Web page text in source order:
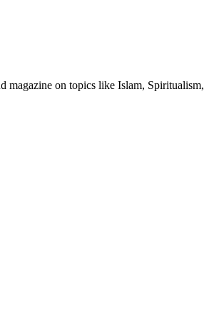
on topics like Islam,